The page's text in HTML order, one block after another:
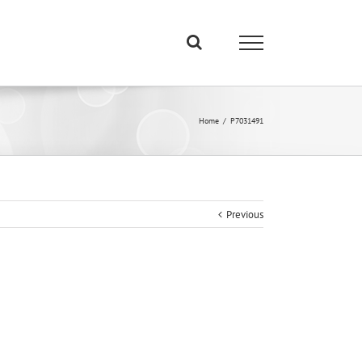
Home / P7031491
Previous